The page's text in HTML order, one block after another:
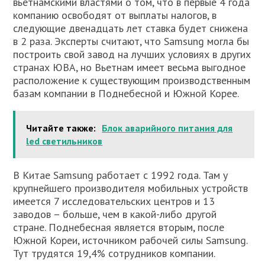
компанию освободят от выплаты налогов, в
следующие двенадцать лет ставка будет снижена
в 2 раза. Эксперты считают, что Samsung могла бы
построить свой завод на лучших условиях в других
странах ЮВА, но Вьетнам имеет весьма выгодное
расположение к существующим производственным
базам компании в Поднебесной и Южной Корее.
Читайте также: Блок аварийного питания для
led светильников
В Китае Samsung работает с 1992 года. Там у
крупнейшего производителя мобильных устройств
имеется 7 исследовательских центров и 13
заводов – больше, чем в какой-либо другой
стране. Поднебесная является вторым, после
Южной Кореи, источником рабочей силы Samsung.
Тут трудятся 19,4% сотрудников компании.